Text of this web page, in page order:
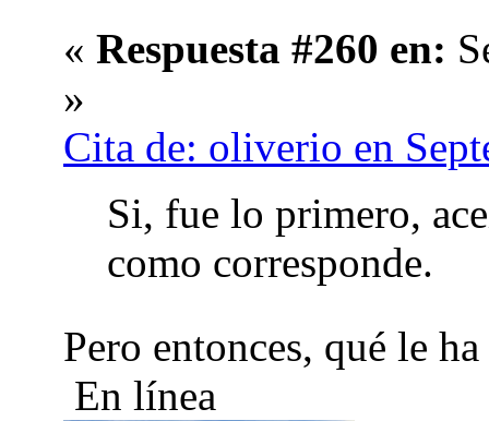
« Respuesta #260 en:
»
Cita de: oliverio en
Si, fue lo primero,
como corresponde.
Pero entonces, qué le
En línea